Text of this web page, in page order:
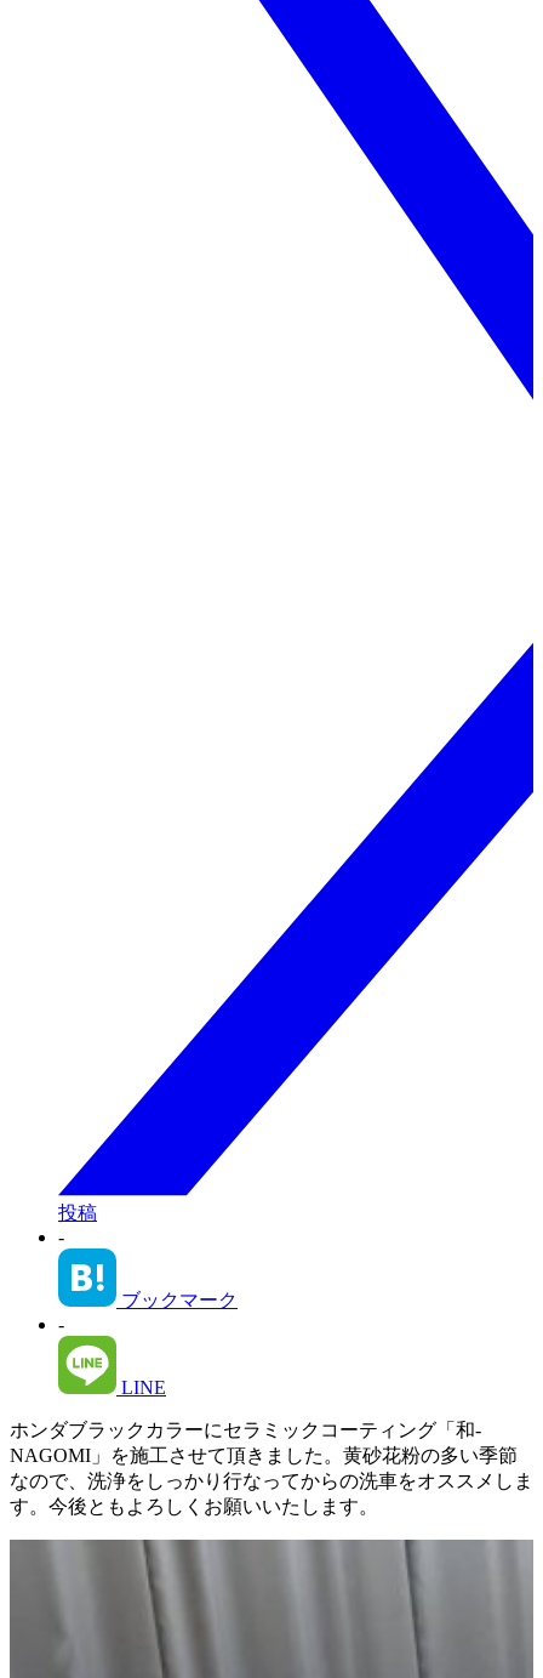
投稿
-
ブックマーク
-
LINE
ホンダブラックカラーにセラミックコーティング「和-
NAGOMI」を施工させて頂きました。黄砂花粉の多い季節
なので、洗浄をしっかり行なってからの洗車をオススメしま
す。今後ともよろしくお願いいたします。